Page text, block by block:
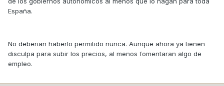
España.
No deberian haberlo permitido nunca. Aunque ahora ya tienen
disculpa para subir los precios, al menos fomentaran algo de
empleo.